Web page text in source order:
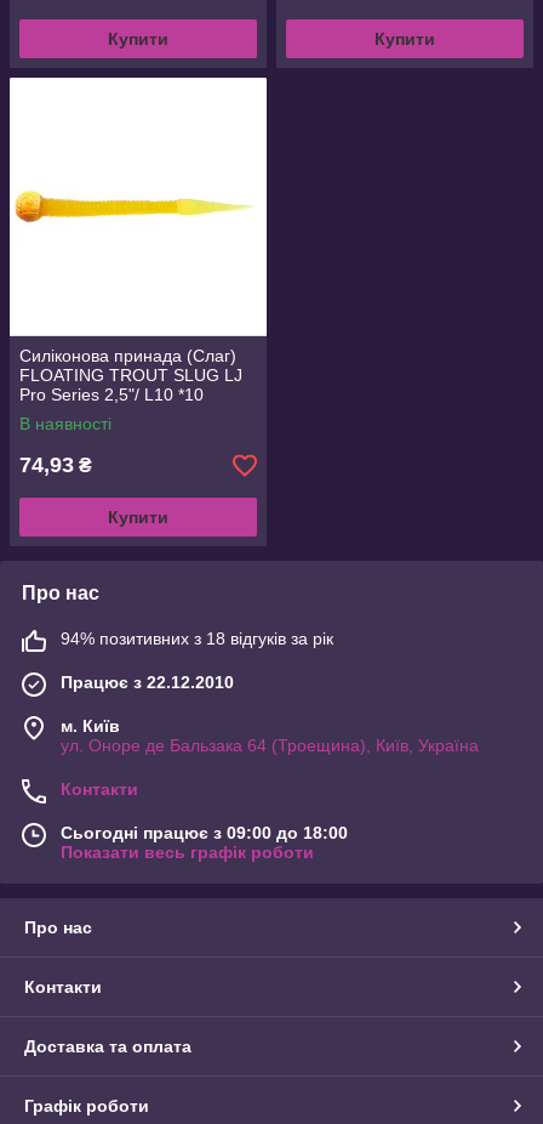
Купити Купити
Силіконова принада (Слаг)
FLOATING TROUT SLUG LJ
Pro Series 2,5"/ L10 *10
В наявності
74,93 ₴
Купити
Про нас
94% позитивних з 18 відгуків за рік
Працює з 22.12.2010
м. Київ
ул. Оноре де Бальзака 64 (Троещина), Київ, Україна
Контакти
Сьогодні працює з 09:00 до 18:00
Показати весь графік роботи
Про нас
Контакти
Доставка та оплата
Графік роботи